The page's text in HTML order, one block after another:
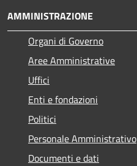
AMMINISTRAZIONE
Organi di Governo
Aree Amministrative
Uffici
Enti e fondazioni
Politici
Personale Amministrativo
Documenti e dati